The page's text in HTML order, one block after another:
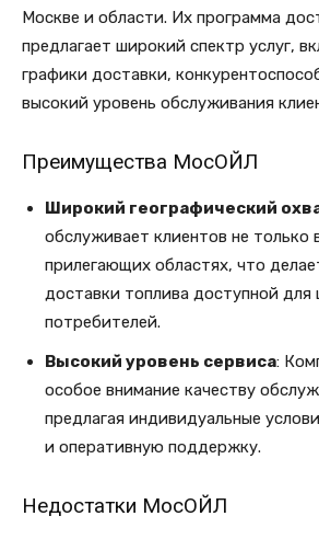
Москве и области. Их программа
предлагает широкий спектр услуг,
графики доставки,
высокий уровень обслуживания
Преимущества МосОЙЛ
Широкий географический
обслуживает клиентов не только
прилегающих областях, что
доставки топлива доступной для
потребителей.
Высокий уровень сервиса:
особое внимание качеству
предлагая индивидуальные
и оперативную поддержку.
Недостатки МосОЙЛ